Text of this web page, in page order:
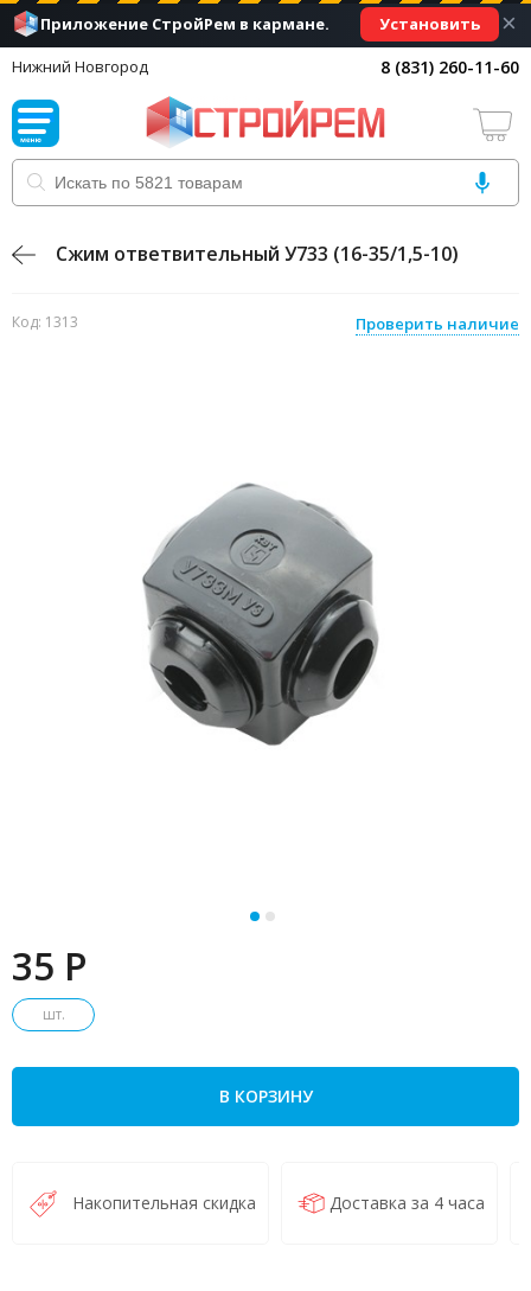
Приложение СтройРем в кармане. Установить ×
Нижний Новгород 8 (831) 260-11-60
Сжим ответвительный У733 (16-35/1,5-10)
Код: 1313 Проверить наличие
35 P
шт.
В КОРЗИНУ
Накопительная скидка Доставка за 4 часа